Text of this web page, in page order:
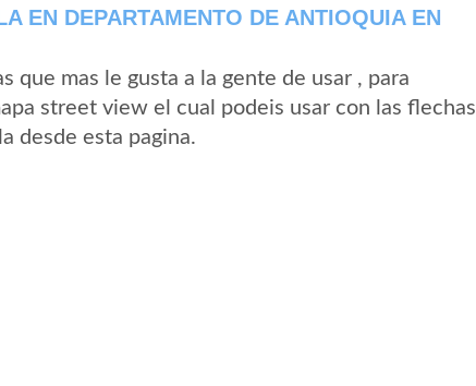
EN DEPARTAMENTO DE ANTIOQUIA EN
que mas le gusta a la gente de usar , para
street view el cual podeis usar con las flechas
desde esta pagina.